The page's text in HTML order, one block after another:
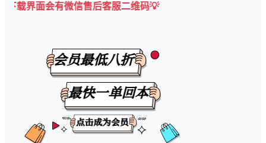
会有微信售后客服二维码💡